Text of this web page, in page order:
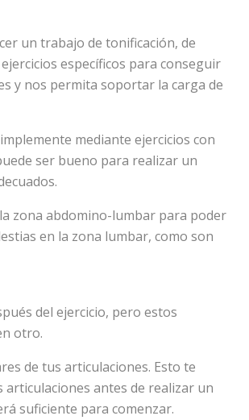
un trabajo de tonificación, de
específicos para conseguir
y nos permita soportar la carga de
mediante ejercicios con
ser bueno para realizar un
zona abdomino-lumbar para poder
en la zona lumbar, como son
del ejercicio, pero estos
otro.
de tus articulaciones. Esto te
antes de realizar un
suficiente para comenzar.